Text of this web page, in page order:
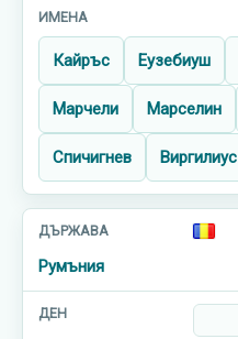
Кайръс Еузебиуш
Марчели Марселин
Спичигнев Виргилиус
Румъния